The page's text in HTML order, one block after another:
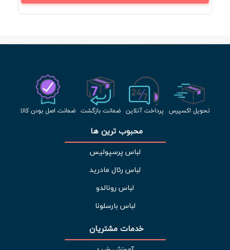
تحویل اکسپرس پرداخت آنلاین ضمانت بازگشت ضمانت اصل بودن کالا
محبوب ترین ها
لباس پرسپولیس
لباس رئال مادرید
لباس رونالدو
لباس بارسلونا
خدمات مشتریان